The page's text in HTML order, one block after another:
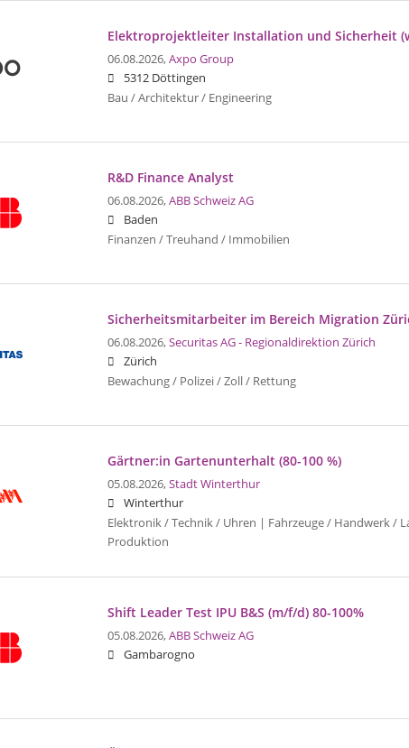
Elektroprojektleiter Installation und Sicherheit
06.08.2026,Axpo Group
5312 Döttingen
Bau / Architektur / Engineering
R&D Finance Analyst
06.08.2026,ABB Schweiz AG
Baden
Finanzen / Treuhand / Immobilien
Sicherheitsmitarbeiter im Bereich Migration
06.08.2026,Securitas AG - Regionaldirektion Zürich
Zürich
Bewachung / Polizei / Zoll / Rettung
Gärtner:in Gartenunterhalt (80-100 %)
05.08.2026,Stadt Winterthur
Winterthur
Elektronik / Technik / Uhren | Fahrzeuge / Handwerk /
Produktion
Shift Leader Test IPU B&S (m/f/d) 80-100%
05.08.2026,ABB Schweiz AG
Gambarogno